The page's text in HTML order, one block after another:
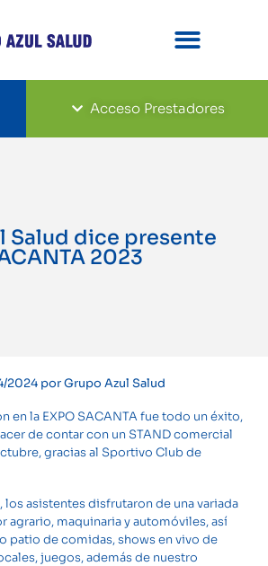
Acceso Prestadores
Salud dice presente
2023
2024 por Grupo Azul Salud
en la EXPO SACANTA fue todo un éxito,
de contar con un STAND comercial
gracias al Sportivo Club de
los asistentes disfrutaron de una variada
agrario, maquinaria y automóviles, así
patio de comidas, shows en vivo de
juegos, además de nuestro